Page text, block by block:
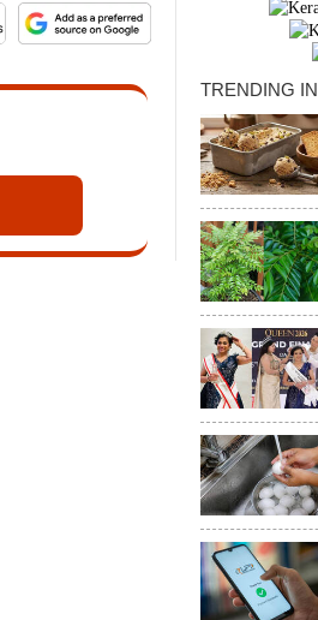
TRENDING IN
×
Share this link